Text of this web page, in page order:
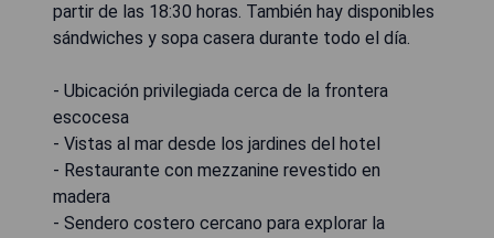
partir de las 18:30 horas. También hay disponibles
sándwiches y sopa casera durante todo el día.
- Ubicación privilegiada cerca de la frontera
escocesa
- Vistas al mar desde los jardines del hotel
- Restaurante con mezzanine revestido en
madera
- Sendero costero cercano para explorar la